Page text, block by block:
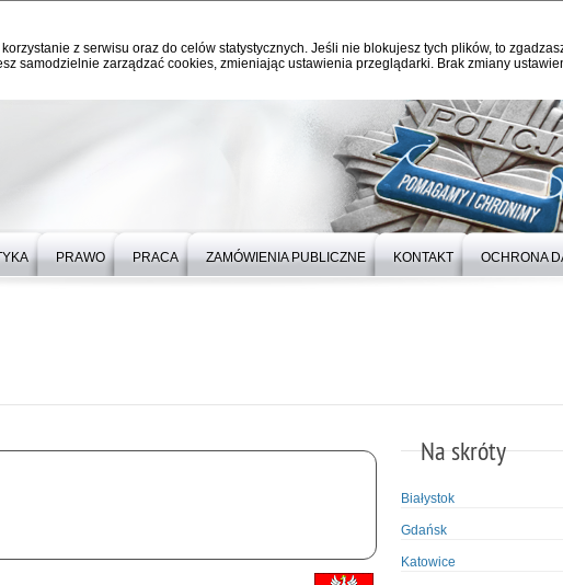
z serwisu oraz do celów statystycznych. Jeśli nie blokujesz tych plików, to
samodzielnie zarządzać cookies, zmieniając ustawienia przeglądarki. Brak zmiany
PRAWO PRACA ZAMÓWIENIA PUBLICZNE KONTAKT OCHRONA
Na skróty
Białystok
Gdańsk
Katowice